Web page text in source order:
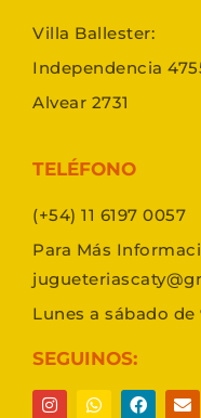
Villa Ballester:
Independencia
Alvear 2731
TELÉFONO
(+54) 11 6197 0057
Para Más
Lunes a sábado de
SEGUINOS: